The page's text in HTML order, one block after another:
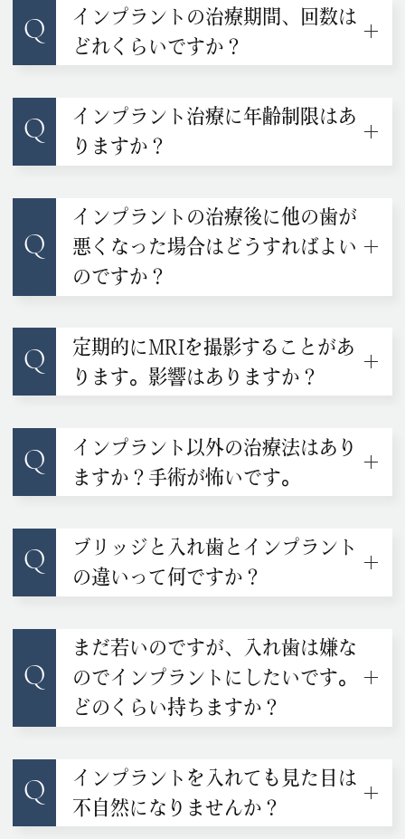
Q
インプラントの治療期間、回数は
どれくらいですか？
Q
インプラント治療に年齢制限はあ
りますか？
Q
インプラントの治療後に他の歯が
悪くなった場合はどうすればよい
のですか？
Q
定期的にMRIを撮影することがあ
ります。影響はありますか？
Q
インプラント以外の治療法はあり
ますか？手術が怖いです。
Q
ブリッジと入れ歯とインプラント
の違いって何ですか？
Q
まだ若いのですが、入れ歯は嫌な
のでインプラントにしたいです。
どのくらい持ちますか？
Q
インプラントを入れても見た目は
不自然になりませんか？